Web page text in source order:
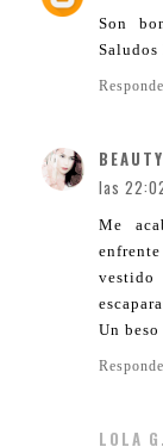
Son
Saludos
las
Me
Un beso
LOLA G.